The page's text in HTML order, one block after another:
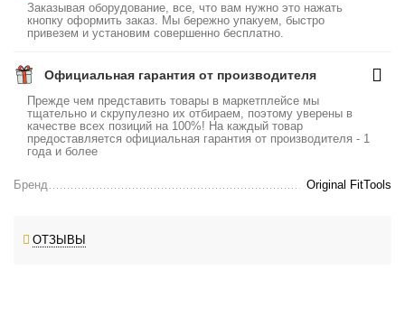
Заказывая оборудование, все, что вам нужно это нажать
кнопку оформить заказ. Мы бережно упакуем, быстро
привезем и установим совершенно бесплатно.
Официальная гарантия от производителя
Прежде чем представить товары в маркетплейсе мы
тщательно и скрупулезно их отбираем, поэтому уверены в
качестве всех позиций на 100%! На каждый товар
предоставляется официальная гарантия от производителя - 1
года и более
Бренд Original FitTools
ОТЗЫВЫ